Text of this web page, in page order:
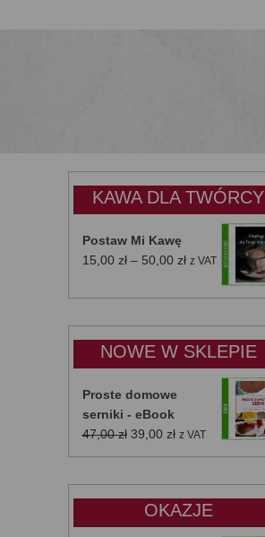
KAWA DLA TWÓRCY
Postaw Mi Kawę
15,00 zł – 50,00 złZakres
od
do
50,00 zł
z VAT
NOWE W SKLEPIE
Proste domowe
serniki - eBook
47,00zł Pierwotna
cena
39,00 złAktualna
cena
z VAT
OKAZJE